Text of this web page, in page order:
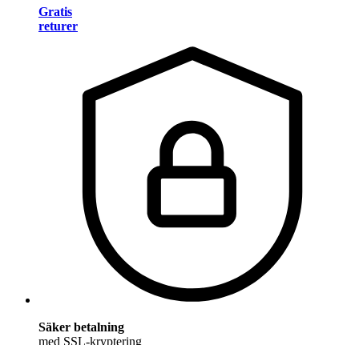
Gratis
returer
Säker betalning
med SSL-kryptering